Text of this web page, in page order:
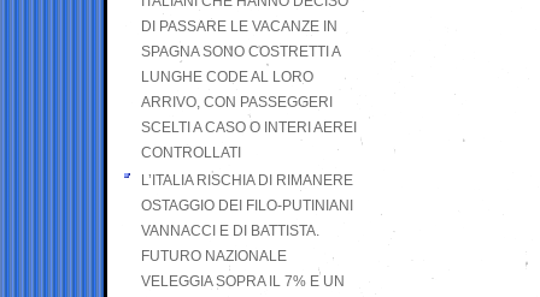
DI PASSARE LE VACANZE IN
SPAGNA SONO COSTRETTI A
LUNGHE CODE AL LORO
ARRIVO, CON PASSEGGERI
SCELTI A CASO O INTERI AEREI
CONTROLLATI
L’ITALIA RISCHIA DI RIMANERE
OSTAGGIO DEI FILO-PUTINIANI
VANNACCI E DI BATTISTA.
FUTURO NAZIONALE
VELEGGIA SOPRA IL 7% E UN